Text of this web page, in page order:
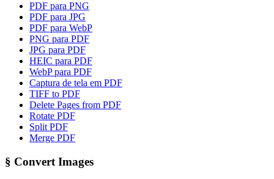
PDF para PNG
PDF para JPG
PDF para WebP
PNG para PDF
JPG para PDF
HEIC para PDF
WebP para PDF
Captura de tela em PDF
TIFF to PDF
Delete Pages from PDF
Rotate PDF
Split PDF
Merge PDF
§ Convert Images